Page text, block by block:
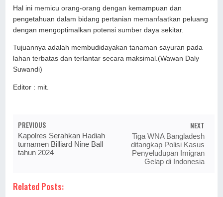
Hal ini memicu orang-orang dengan kemampuan dan
pengetahuan dalam bidang pertanian memanfaatkan peluang
dengan mengoptimalkan potensi sumber daya sekitar.
Tujuannya adalah membudidayakan tanaman sayuran pada
lahan terbatas dan terlantar secara maksimal.(Wawan Daly
Suwandi)
Editor : mit.
PREVIOUS
Kapolres Serahkan Hadiah
turnamen Billiard Nine Ball
tahun 2024
NEXT
Tiga WNA Bangladesh
ditangkap Polisi Kasus
Penyeludupan Imigran
Gelap di Indonesia
Related Posts: